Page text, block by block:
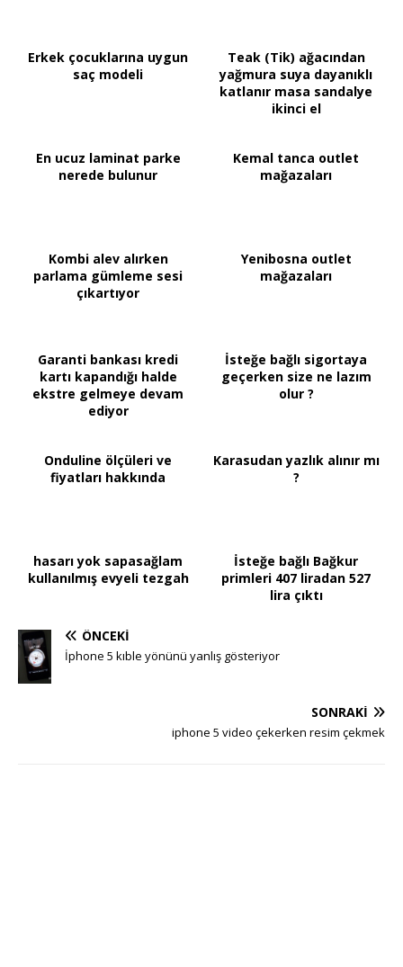
Erkek çocuklarına uygun
saç modeli
Teak (Tik) ağacından
yağmura suya dayanıklı
katlanır masa sandalye
ikinci el
En ucuz laminat parke
nerede bulunur
Kemal tanca outlet
mağazaları
Kombi alev alırken
parlama gümleme sesi
çıkartıyor
Yenibosna outlet
mağazaları
Garanti bankası kredi
kartı kapandığı halde
ekstre gelmeye devam
ediyor
İsteğe bağlı sigortaya
geçerken size ne lazım
olur ?
Onduline ölçüleri ve
fiyatları hakkında
Karasudan yazlık alınır mı
?
hasarı yok sapasağlam
kullanılmış evyeli tezgah
İsteğe bağlı Bağkur
primleri 407 liradan 527
lira çıktı
ÖNCEKI
İphone 5 kıble yönünü yanlış gösteriyor
SONRAKI
iphone 5 video çekerken resim çekmek